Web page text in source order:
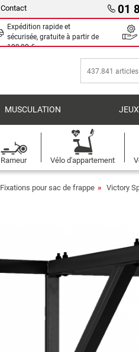
Contact 01
Expédition rapide et
sécurisée, gratuite à partir de
199,00 €
MUSCULATION
Rameur Vélo d'appartement
Fixations pour sac de frappe Victory